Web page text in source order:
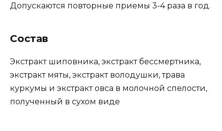
Допускаются повторные приемы 3-4 раза в год.
Состав
Экстракт шиповника, экстракт бессмертника,
экстракт мяты, экстракт володушки, трава
куркумы и экстракт овса в молочной спелости,
полученный в сухом виде